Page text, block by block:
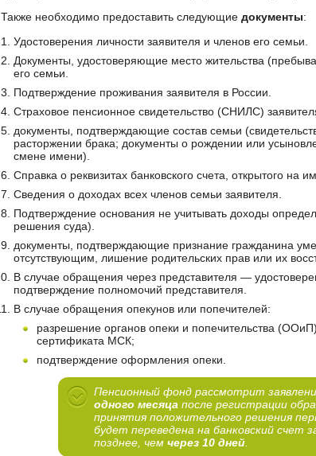
Также необходимо предоставить следующие документы:
Удостоверения личности заявителя и членов его семьи.
Документы, удостоверяющие место жительства
его семьи.
Подтверждение проживания заявителя в России.
Страховое пенсионное свидетельство (СНИЛС)
документы, подтверждающие состав семьи
расторжении брака; документы о рождении или
смене имени).
Справка о реквизитах банковского счета, открытого на
Сведения о доходах всех членов семьи заявителя.
Подтверждение основания не учитывать доходы
решения суда).
документы, подтверждающие признание гражданина
отсутствующим, лишение родительских прав или их
В случае обращения через представителя —
подтверждение полномочий представителя.
В случае обращения опекунов или попечителей:
разрешение органов опеки и попечительства
сертификата МСК;
подтверждение оформления опеки.
Пенсионный фонд рассмотрит
одного месяца после регистрации
принятия положительного решения
будет переведена на банковский счет
позднее, чем через 10 дней.